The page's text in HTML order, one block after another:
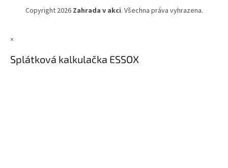
Copyright 2026 Zahrada v akci. Všechna práva vyhrazena.
×
Splátková kalkulačka ESSOX